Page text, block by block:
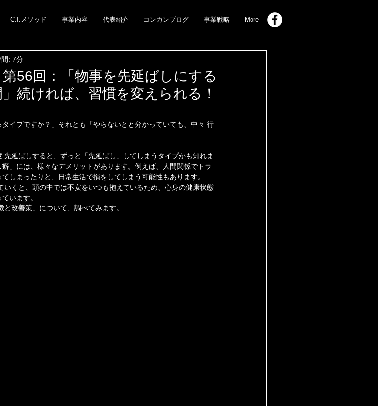
C.I.メソッド 事業内容 代表紹介 コンカンブログ 事業戦略 More
第56回：「物事を先延ばしにする
続ければ、習慣を変えられる！
: 7分
イプですか？」それとも「やらないとと分かっていても、中々 行
延ばしすると、ずっと「先延ばし」してしまうタイプかも知れま
」には、様々なデメリットがあります。例えば、人間関係でトラ
しまったりと、日常生活で損をしてしまう可能性もあります。
くと、頭の中では不安をいつも抱えているため、心身の健康状態
います。
改善策」について、調べてみます。